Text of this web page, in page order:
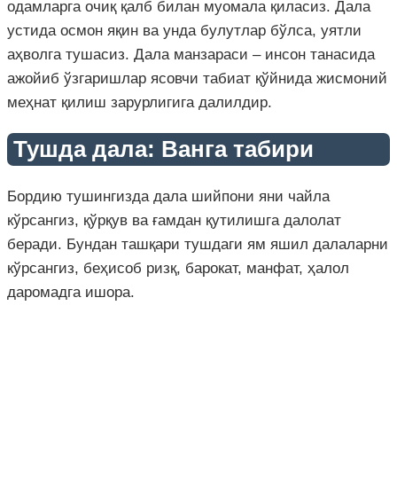
одамларга очиқ қалб билан муомала қиласиз. Дала
устида осмон яқин ва унда булутлар бўлса, уятли
аҳволга тушасиз. Дала манзараси – инсон танасида
ажойиб ўзгаришлар ясовчи табиат қўйнида жисмоний
меҳнат қилиш зарурлигига далилдир.
Тушда дала: Ванга табири
Бордию тушингизда дала шийпони яни чайла
кўрсангиз, қўрқув ва ғамдан қутилишга далолат
беради. Бундан ташқари тушдаги ям яшил далаларни
кўрсангиз, беҳисоб ризқ, барокат, манфат, ҳалол
даромадга ишора.